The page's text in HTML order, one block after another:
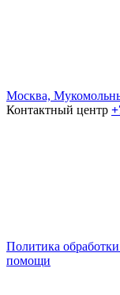
Москва,
Контактный центр
Политика
помощи